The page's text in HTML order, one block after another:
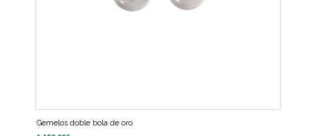
Gemelos doble bola de oro